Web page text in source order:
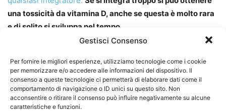
Gestisci Consenso
Per fornire le migliori esperienze, utilizziamo tecnologie come i cookie
per memorizzare e/o accedere alle informazioni del dispositivo. Il
consenso a queste tecnologie ci permetterà di elaborare dati come il
comportamento di navigazione o ID unici su questo sito. Non
acconsentire o ritirare il consenso può influire negativamente su alcune
caratteristiche e funzioni.
una tossicità da vitamina D, anche se questa è molto rara
e di solito si sviluppa nel tempo.
relativamente limitate, possiamo comunque aumentare
enormemente l’assunzione mangiando più di alcuni
ingredienti chiave:le uova, salmone, tonno e funghi
tra i maggiori alimenti ricchi di vitamina D che possiamo